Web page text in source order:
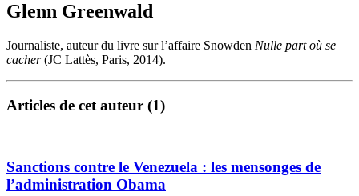
Glenn Greenwald
Journaliste, auteur du livre sur l’affaire Snowden Nulle part où se
cacher(JC Lattès, Paris, 2014).
Articles de cet auteur (1)
Sanctions contre le Venezuela : les mensonges de
l’administration Obama